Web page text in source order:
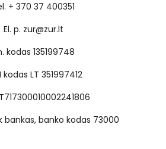
+ 370 37 400351
El. p. zur@zur.lt
kodas 135199748
kodas LT 351997412
bankas, banko kodas 73000